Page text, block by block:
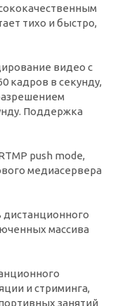
тихо и быстро,
видео с
кадров в секунду,
Поддержка
push mode,
медиасервера
дистанционного
массива
и стриминга,
занятий